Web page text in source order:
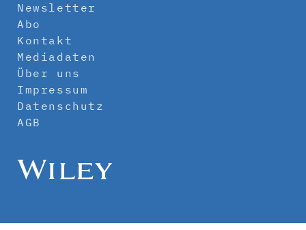
Newsletter
Abo
Kontakt
Mediadaten
Über uns
Impressum
Datenschutz
AGB